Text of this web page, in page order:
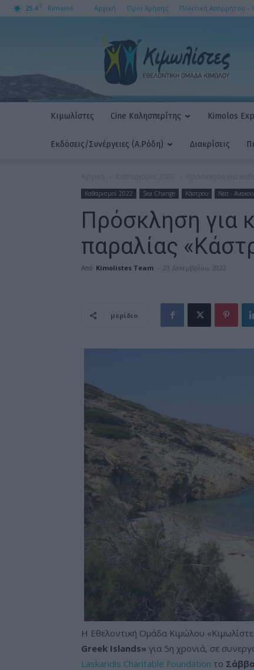
25.4 C Kimolos Αρχική Όροι Χρήσης Πολιτική Απορρήτου –
AMKE
Κιμωλίστες Cine Καλησπερίτης Kimolos
Εκδόσεις/Συνέργειες (Α.Ρόδη) Διακρίσεις
Καθαρισμοί 2022 Sea Change Κάστρου Νεα -
Πρόσκληση για
παραλίας
Από Kimolistes Team - 23 Δεκεμβρίου, 2022
μερίδιο
Η Εθελοντική Ομάδα Κιμώλου
Greek Islands» για 5η χρονιά, σε
Laskaridis Charitable Foundation το